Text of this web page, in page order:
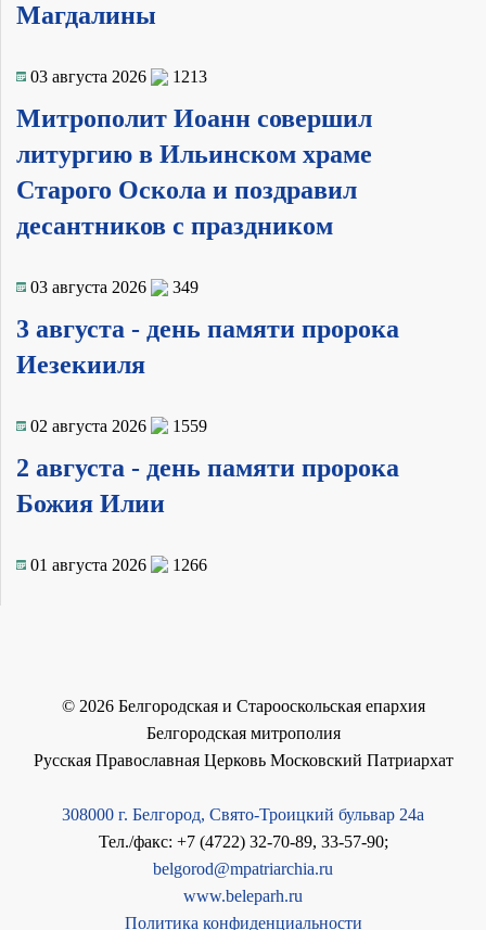
Магдалины
03 августа 2026 1213
Митрополит Иоанн совершил
литургию в Ильинском храме
Старого Оскола и поздравил
десантников с праздником
03 августа 2026 349
3 августа - день памяти пророка
Иезекииля
02 августа 2026 1559
2 августа - день памяти пророка
Божия Илии
01 августа 2026 1266
© 2026Белгородская и Старооскольская епархия
Белгородская митрополия
Русская Православная Церковь Московский Патриархат
308000 г. Белгород, Свято-Троицкий бульвар 24а
Тел./факс: +7 (4722) 32-70-89, 33-57-90;
belgorod@mpatriarchia.ru
www.beleparh.ru
Политика конфиденциальности